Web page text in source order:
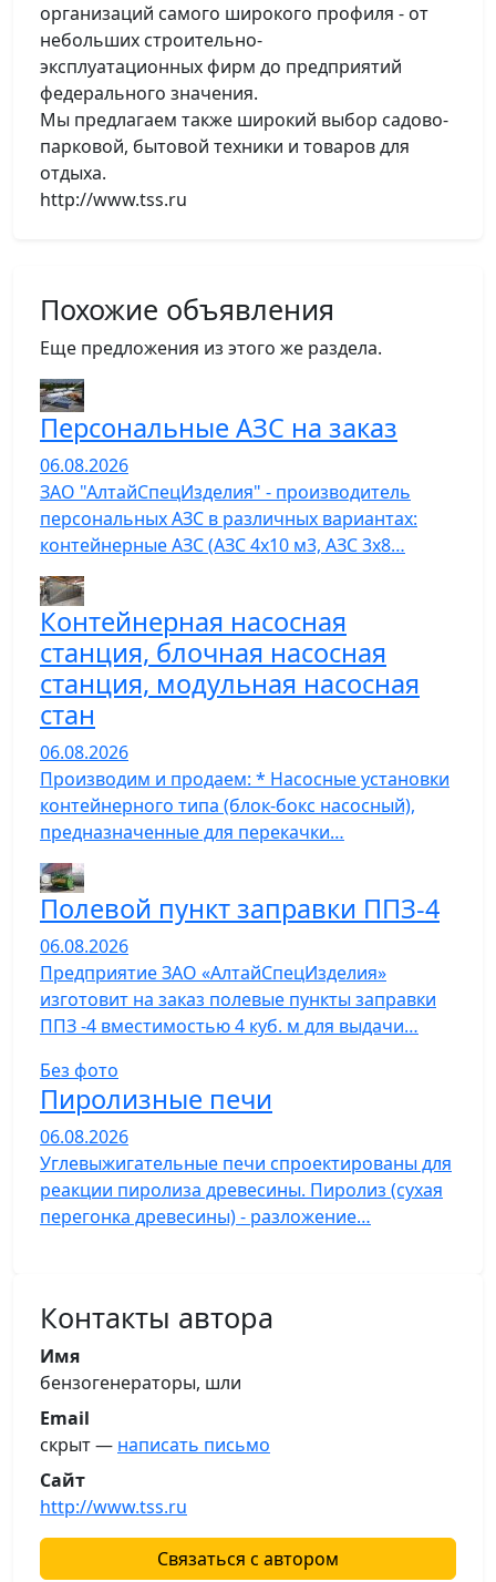
организаций самого широкого профиля - от
небольших строительно-
эксплуатационных фирм до предприятий
федерального значения.
Мы предлагаем также широкий выбор садово-
парковой, бытовой техники и товаров для
отдыха.
http://www.tss.ru
Похожие объявления
Еще предложения из этого же раздела.
Персональные АЗС на заказ
06.08.2026
ЗАО "АлтайСпецИзделия" - производитель
персональных АЗС в различных вариантах:
контейнерные АЗС (АЗС 4х10 м3, АЗС 3х8…
Контейнерная насосная
станция, блочная насосная
станция, модульная насосная
стан
06.08.2026
Производим и продаем: * Насосные установки
контейнерного типа (блок-бокс насосный),
предназначенные для перекачки…
Полевой пункт заправки ППЗ-4
06.08.2026
Предприятие ЗАО «АлтайСпецИзделия»
изготовит на заказ полевые пункты заправки
ППЗ -4 вместимостью 4 куб. м для выдачи…
Без фото
Пиролизные печи
06.08.2026
Углевыжигательные печи спроектированы для
реакции пиролиза древесины. Пиролиз (сухая
перегонка древесины) - разложение…
Контакты автора
Имя
бензогенераторы, шли
Email
скрыт — написать письмо
Сайт
http://www.tss.ru
Связаться с автором